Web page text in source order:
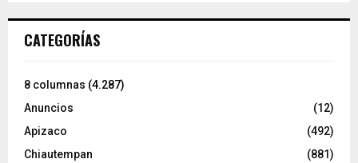
CATEGORÍAS
8 columnas (4.287)
Anuncios
(12)
Apizaco
(492)
Chiautempan
(881)